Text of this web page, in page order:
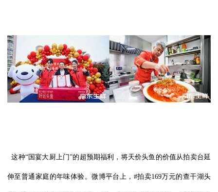
这种“国宴大厨上门”的超预期福利，将天价头鱼的价值从拍卖台延
伸至普通家庭的年味体验。微博平台上，#拍卖169万元的查干湖头